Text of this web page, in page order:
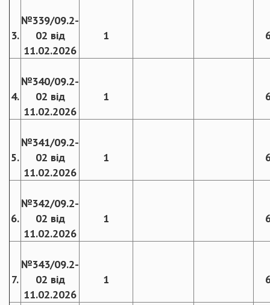
3.
№339/09.2-
02 від
11.02.2026
1
4.
№340/09.2-
02 від
11.02.2026
1
5.
№341/09.2-
02 від
11.02.2026
1
6.
№342/09.2-
02 від
11.02.2026
1
7.
№343/09.2-
02 від
11.02.2026
1